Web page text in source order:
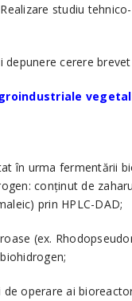
studiu
depunere cerere
în urma fermentării
conținut de
prin HPLC-DAD;
(ex.
operare ai